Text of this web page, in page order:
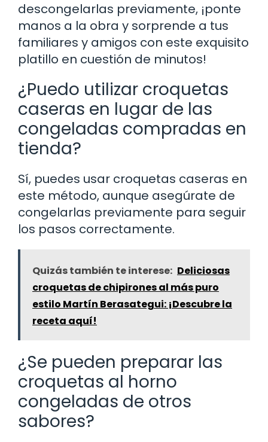
descongelarlas previamente, ¡ponte
manos a la obra y sorprende a tus
familiares y amigos con este exquisito
platillo en cuestión de minutos!
¿Puedo utilizar croquetas
caseras en lugar de las
congeladas compradas en
tienda?
Sí, puedes usar croquetas caseras en
este método, aunque asegúrate de
congelarlas previamente para seguir
los pasos correctamente.
Quizás también te interese: Deliciosas
croquetas de chipirones al más puro
estilo Martín Berasategui: ¡Descubre la
receta aquí!
¿Se pueden preparar las
croquetas al horno
congeladas de otros
sabores?